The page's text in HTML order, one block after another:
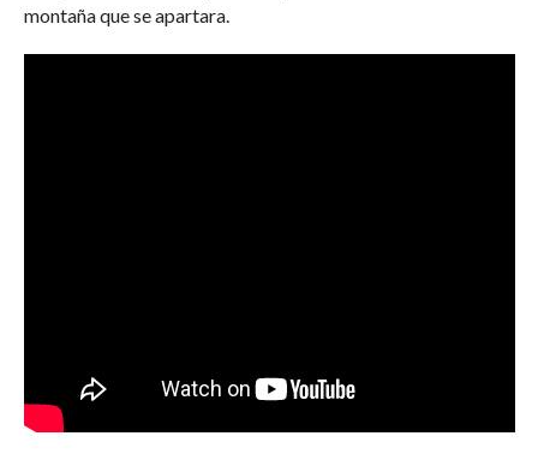
montaña que se apartara.